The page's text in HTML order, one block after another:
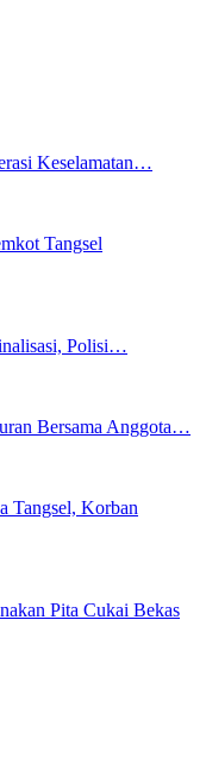
Keselamatan…
Tangsel
Polisi…
Bersama Anggota…
Tangsel, Korban
Pita Cukai Bekas